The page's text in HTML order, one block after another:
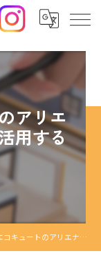
アリエ
用する
のアリエナビリティを最大限に活用する方法